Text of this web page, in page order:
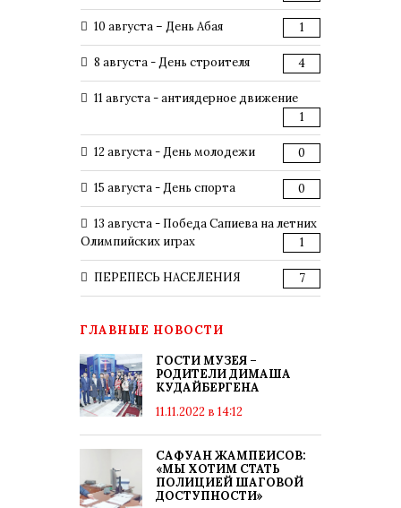
10 августа – День Абая 1
8 августа - День строителя 4
11 августа - антиядерное движение
1
12 августа - День молодежи 0
15 августа - День спорта 0
13 августа - Победа Сапиева на летних
Олимпийских играх
1
ПЕРЕПЕСЬ НАСЕЛЕНИЯ 7
ГЛАВНЫЕ НОВОСТИ
ГОСТИ МУЗЕЯ –
РОДИТЕЛИ ДИМАША
КУДАЙБЕРГЕНА
11.11.2022 в 14:12
САФУАН ЖАМПЕИСОВ:
«МЫ ХОТИМ СТАТЬ
ПОЛИЦИЕЙ ШАГОВОЙ
ДОСТУПНОСТИ»